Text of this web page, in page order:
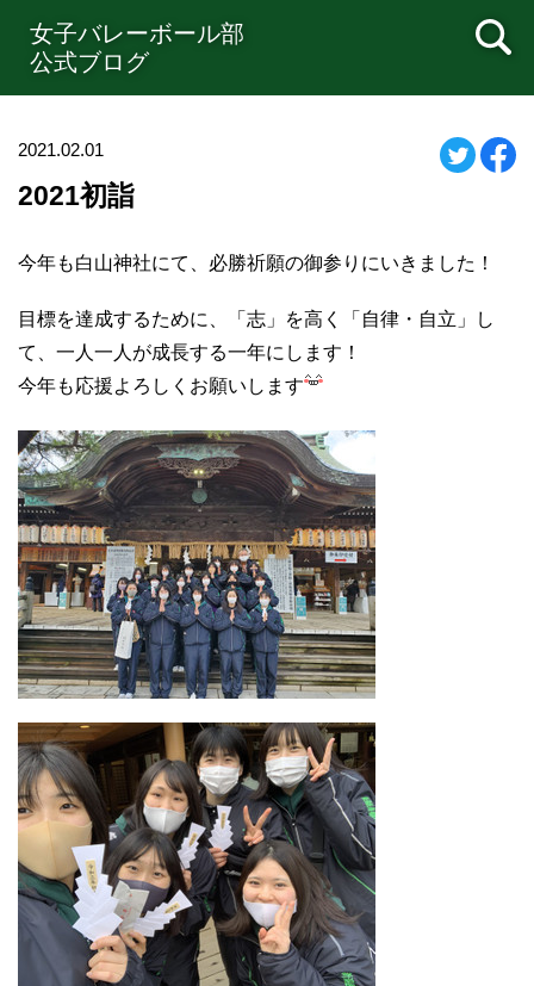
女子バレーボール部
公式ブログ
2021.02.01
2021初詣
今年も白山神社にて、必勝祈願の御参りにいきました！
目標を達成するために、「志」を高く「自律・自立」し
て、一人一人が成長する一年にします！
‪今年も応援よろしくお願いします